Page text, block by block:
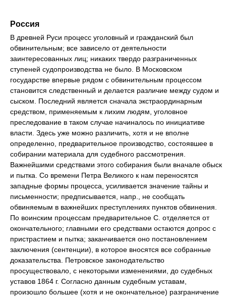
Россия
В древней Руси процесс уголовный и гражданский был
обвинительным; все зависело от деятельности
заинтересованных лиц; никаких твердо разграниченных
ступеней судопроизводства не было. В Московском
государстве впервые рядом с обвинительным процессом
становится следственный и делается различие между судом и
сыском. Последний является сначала экстраординарным
средством, применяемым к лихим людям, уголовное
преследование в таком случае начиналось по инициативе
власти. Здесь уже можно различить, хотя и не вполне
определенно, предварительное производство, состоявшее в
собирании материала для судебного рассмотрения.
Важнейшими средствами этого собирания были вначале обыск
и пытка. Со времени Петра Великого к нам переносятся
западные формы процесса, усиливается значение тайны и
письменности; предписывается, напр., не сообщать
обвиняемым в важнейших преступлениях пунктов обвинения.
По воинским процессам предварительное С. отделяется от
окончательного; главными его средствами остаются допрос с
пристрастием и пытка; заканчивается оно постановлением
заключения (сентенции), в которое вносятся все собранные
доказательства. Петровское законодательство
просуществовало, с некоторыми изменениями, до судебных
уставов 1864 г. Согласно данным судебным уставам,
произошло большее (хотя и не окончательное) разграничение